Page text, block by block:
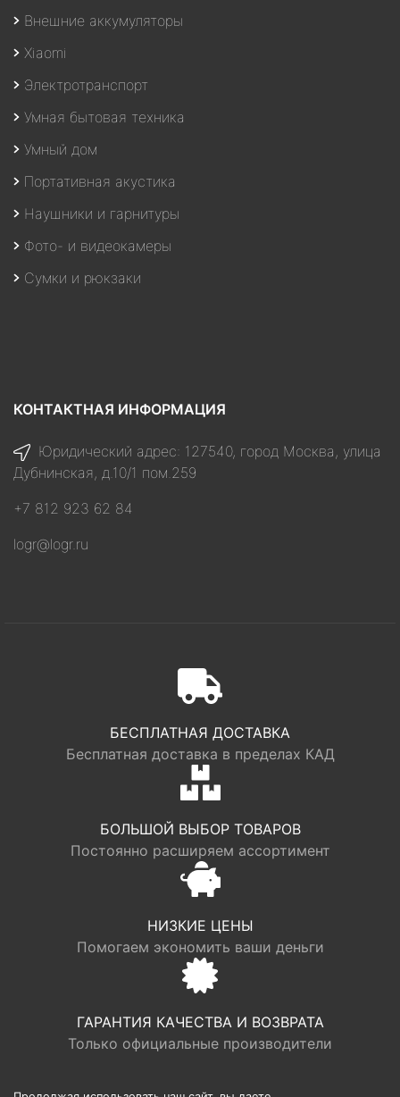
Внешние аккумуляторы
Xiaomi
Электротранспорт
Умная бытовая техника
Умный дом
Портативная акустика
Наушники и гарнитуры
Фото- и видеокамеры
Сумки и рюкзаки
КОНТАКТНАЯ ИНФОРМАЦИЯ
Юридический адрес: 127540, город Москва, улица
Дубнинская, д.10/1 пом.259
+7 812 923 62 84
logr@logr.ru
БЕСПЛАТНАЯ ДОСТАВКА
Бесплатная доставка в пределах КАД
БОЛЬШОЙ ВЫБОР ТОВАРОВ
Постоянно расширяем ассортимент
НИЗКИЕ ЦЕНЫ
Помогаем экономить ваши деньги
ГАРАНТИЯ КАЧЕСТВА И ВОЗВРАТА
Только официальные производители